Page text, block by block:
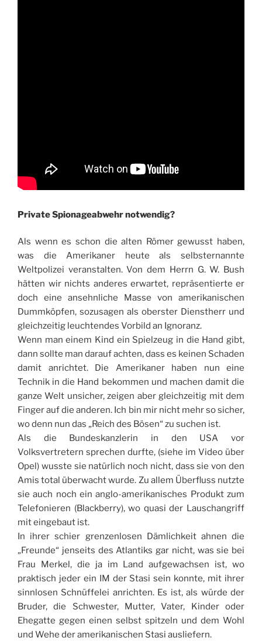
Private Spionageabwehr notwendig?
Als wenn es schon die alten Römer gewusst haben,
was die Amerikaner heute als selbsternannte
Weltpolizei veranstalten. Von dem Herrn G. W. Bush
hätten wir nichts anderes erwartet, repräsentierte er
doch eine ansehnliche Masse von amerikanischen
Dummköpfen, sozusagen als oberster Dienstherr und
gleichzeitig leuchtendes Vorbild an Ignoranz.
Wenn man einem Kind ein Spielzeug in die Hand gibt,
dann sollte man darauf achten, dass es keinen Schaden
damit anrichtet. Die Amerikaner haben nun eine
Technik in die Hand bekommen und machen damit die
ganze Welt unsicher, zeigen aber gleichzeitig mit dem
Finger auf die anderen. Ich bin mir nicht mehr so sicher,
wo denn nun das „Reich des Bösen“ zu suchen ist.
Als die Bundeskanzlerin in den USA vor
Volksvertretern sprechen durfte, (siehe im Video über
Opel) wusste sie natürlich noch nicht, dass sie von den
Amis total überwacht wurde. Zu allem Überfluss nutzte
sie auch noch ein anglo-amerikanisches Produkt zum
Telefonieren (Blackberry), wo quasi der Lauschangriff
mit eingebaut ist.
In ihrer schier grenzenlosen Dämlichkeit ahnen die
„Freunde“ jenseits des Atlantiks gar nicht, was sie bei
Frau Merkel, die ja im Land aufgewachsen ist, wo
praktisch jeder ein IM der Stasi sein konnte, mit ihrer
sinnlosen Schnüffelei anrichten. Es ist, als würde der
Bruder, die Schwester, Mutter, Vater, Kinder oder
Ehegatte gegen einen selbst spitzeln und dem Wohl
und Wehe der amerikanischen Stasi ausliefern.